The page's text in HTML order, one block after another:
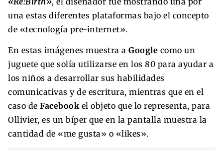
una estas diferentes plataformas bajo el concepto
de «tecnología pre-internet».
En estas imágenes muestra a Google como un
juguete que solía utilizarse en los 80 para ayudar a
los niños a desarrollar sus habilidades
comunicativas y de escritura, mientras que en el
caso de Facebook el objeto que lo representa, para
Ollivier, es un bíper que en la pantalla muestra la
cantidad de «me gusta» o «likes».